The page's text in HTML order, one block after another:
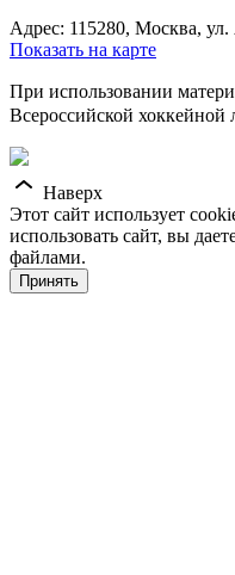
Адрес: 115280, Москва,
Показать на карте
При использовании
Всероссийской хоккейной
Наверх
Этот сайт использует
использовать сайт, вы
файлами.
Принять